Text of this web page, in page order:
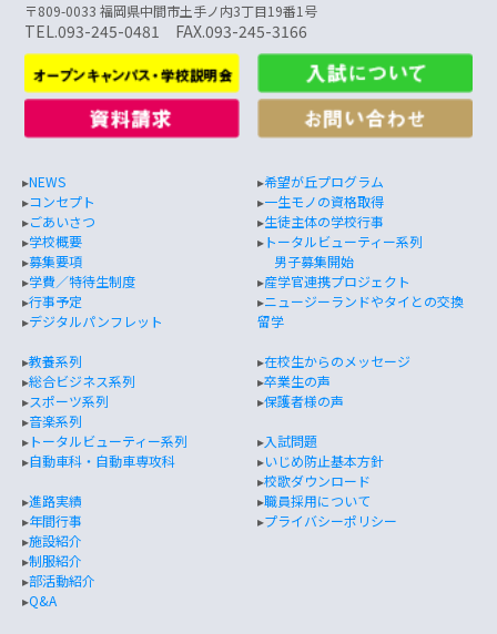
〒809-0033 福岡県中間市土手ノ内3丁目19番1号
TEL.093-245-0481 FAX.093-245-3166
▸NEWS
▸コンセプト
▸ごあいさつ
▸学校概要
▸募集要項
▸学費／特待生制度
▸行事予定
▸デジタルパンフレット
▸教養系列
▸総合ビジネス系列
▸スポーツ系列
▸音楽系列
▸トータルビューティー系列
▸自動車科・自動車専攻科
▸進路実績
▸年間行事
▸施設紹介
▸制服紹介
▸部活動紹介
▸Q&A
▸希望が丘プログラム
▸一生モノの資格取得
▸生徒主体の学校行事
▸トータルビューティー系列
男子募集開始
▸産学官連携プロジェクト
▸ニュージーランドやタイとの交換
留学
▸在校生からのメッセージ
▸卒業生の声
▸保護者様の声
▸入試問題
▸いじめ防止基本方針
▸校歌ダウンロード
▸職員採用について
▸プライバシーポリシー